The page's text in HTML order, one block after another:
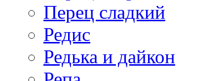
Перец сладкий
Редис
Редька и дайкон